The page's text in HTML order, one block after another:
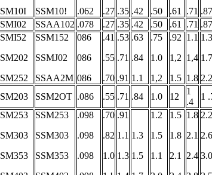
SM10I
SSM10!
.062
.27 .35 .42
.50
.61
.71 .87
SMI02 SSAA102 .078 .27 .35 .42 .50 .61 .71 .87
SMI52
SM202
SM252
SSM152
SSMJ02
SSAA2M
086
086
086
.41
.55
.70
.53
.71
.91
.63
.84
1.1
.75
1.0
1,2
.92
1,2
1.5
1.1
1,4
1.8
1.3
1.7
2.2
SM203 SSM2OT .086 .55 .71 .84 1.0 12
1
.4
1
SM253
SM303
SM353
SSM253
SSM303
SSM353
.098
.098
.098
.70
.82
1.0
.91
1.1
1.3
1.3
1.5
1.2
1.5
1.1
1.5
1.8
2.1
1.8
2.1
2.4
2.2
2.6
3.0